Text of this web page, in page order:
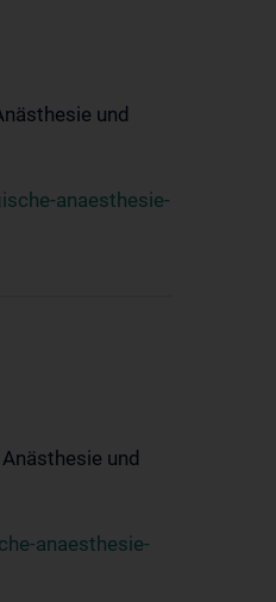
und
anaesthesie-
und
anaesthesie-